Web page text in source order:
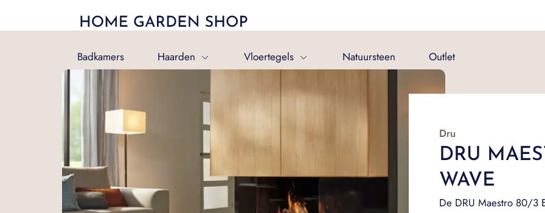
Badkamers Haarden Vloertegels Natuursteen Outlet
Dru
DRU
WAVE
De DRU Maestro 80/3